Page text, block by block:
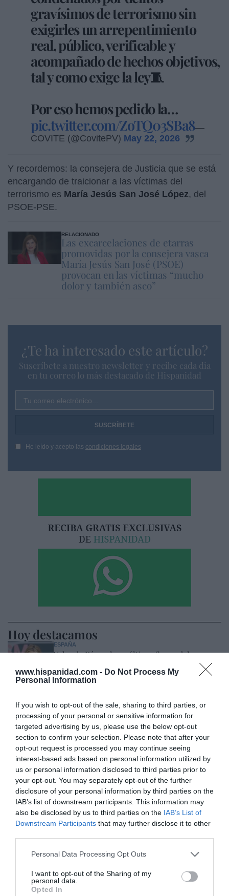
www.hispanidad.com - Do Not Process My
Personal Information
If you wish to opt-out of the sale, sharing to third parties, or
processing of your personal or sensitive information for
targeted advertising by us, please use the below opt-out
section to confirm your selection. Please note that after your
opt-out request is processed you may continue seeing
interest-based ads based on personal information utilized by
us or personal information disclosed to third parties prior to
your opt-out. You may separately opt-out of the further
disclosure of your personal information by third parties on the
IAB’s list of downstream participants. This information may
also be disclosed by us to third parties on the IAB’s List of
Downstream Participants that may further disclose it to other
Personal Data Processing Opt Outs
I want to opt-out of the Sharing of my
personal data.
Opted In
gravísimos de terrorismo sin
exigirles un arrepentimiento
real, público, verificable y
acompañado de hechos objetivos,
tal y como exige la ley🧵
Por eso hemos pedido la…
pic.twitter.com/ZoTQ03SBa8—
COVITE (@CovitePV) May 22, 2026
Y recordemos: la consejera de Justicia que se está
encargando de traicionar a las víctimas del
terrorismo es María Jesús San José López, del
PSOE-PSE.
RELACIONADO
Las excarcelaciones de etarras
promovidas por la consejera vasca
María Jesús San José (PSOE)
provocan en las víctimas “mucho
dolor y también asco”
¿Te ha interesado este artículo?
Suscríbete a nuestro newsletter y recibe cada dia
en tu correo lo más destacado de Hispanidad
Tu correo electrónico...
He leído y acepto las condiciones legales
Hoy destacamos
ESPAÑA
Yolanda Díaz, el penúltimo fiasco del
Gobierno Sánchez, escaso en reputación e
influencia internacional: se conforma con
ser la número dos de la OIT
INTERNACIONAL
Colombia. De la Espriella toma posesión
como presidente, entre amenazas terroristas
del ELN y el sabotaje de la Izquierda
José Ángel Gutiérrez 06/08/26 12:35
Grupo Consorcio se 'conserva'... y se supera:
cerró 2025 -75 aniversario-, con una
facturación bruta superior a los 126 millones
de euros, un 10% más
Redacción 06/08/26 12:36
ECONOMÍA
Eli Lilly sigue ‘engordando’ su ventas gracias
a sus medicamentos estrella: Mounjaro
(contra la diabetes tipo 2) y Zepbound,
contra la obesidad